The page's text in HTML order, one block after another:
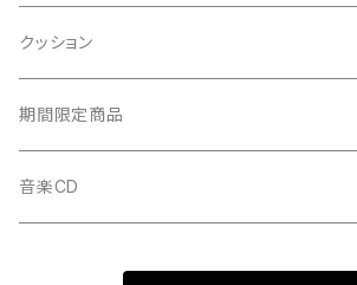
白系
黒系
AYANO
白系
黒系
佐藤えりか
黒系
れな
白系
黒系
佐藤えりか
クッション
れな
期間限定商品
音楽CD